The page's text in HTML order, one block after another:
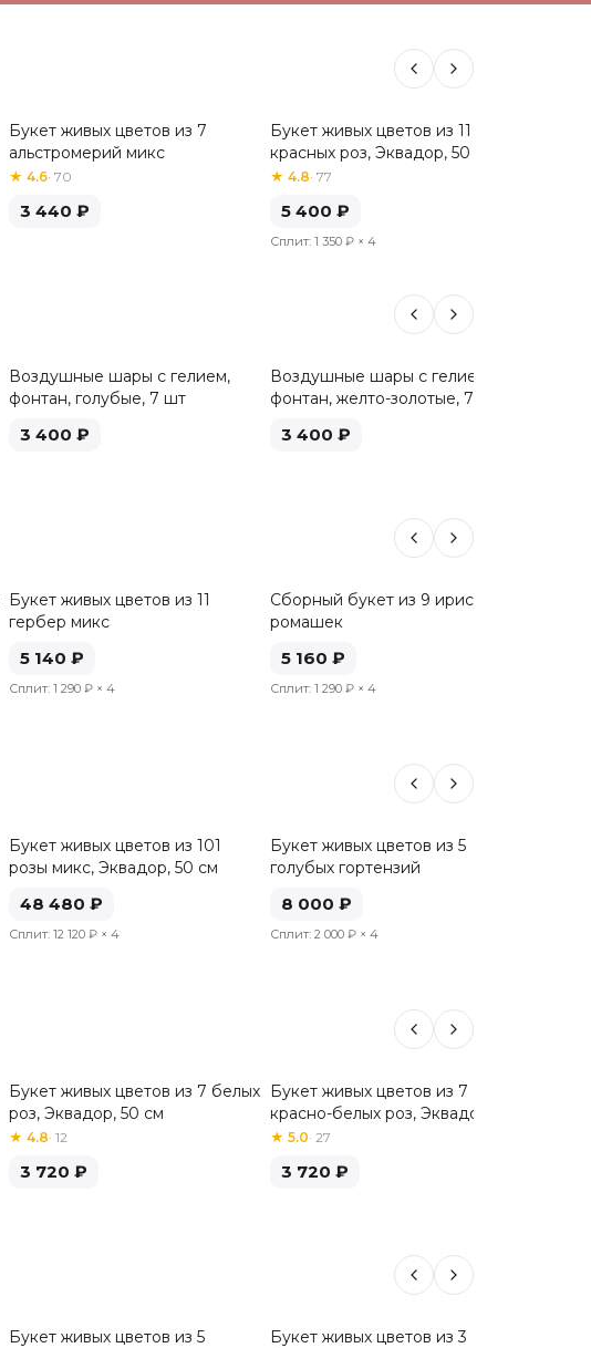
Хит
Букет живых цветов из 7
альстромерий микс
★ 4.6· 70
3 440 ₽
Хит
Букет живых цветов из 11
красных роз, Эквадор, 50 см
★ 4.8· 77
5 400 ₽
Сплит: 1 350 ₽ × 4
Воздушные шары с гелием,
фонтан, голубые, 7 шт
3 400 ₽
Воздушные шары с гелием,
фонтан, желто-золотые, 7 шт
3 400 ₽
Букет живых цветов из 11
гербер микс
5 140 ₽
Сплит: 1 290 ₽ × 4
Сборный букет из 9 ирисов и 6
ромашек
5 160 ₽
Сплит: 1 290 ₽ × 4
Букет живых цветов из 101
розы микс, Эквадор, 50 см
48 480 ₽
Сплит: 12 120 ₽ × 4
Букет живых цветов из 5
голубых гортензий
8 000 ₽
Сплит: 2 000 ₽ × 4
Букет живых цветов из 7 белых
роз, Эквадор, 50 см
★ 4.8· 12
3 720 ₽
Хит
Букет живых цветов из 7
красно-белых роз, Эквадор, 50
см
★ 5.0· 27
3 720 ₽
Букет живых цветов из 5
Букет живых цветов из 3